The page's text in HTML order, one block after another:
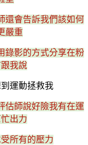
還會告訴我們該如何
嚴重
錄影的方式分享在粉
我說
運動拯救我
估師說好險我有在運
出力
所有的壓力